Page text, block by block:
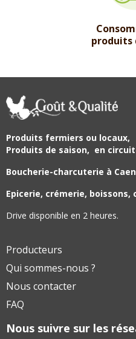
produits
Produits fermiers ou locaux,
Produits de saison, en
Boucherie-charcuterie à
Epicerie, crémerie, boissons,
Drive disponible en 2 heures.
Producteurs
Qui sommes-nous ?
Nous contacter
FAQ
Nous suivre sur les